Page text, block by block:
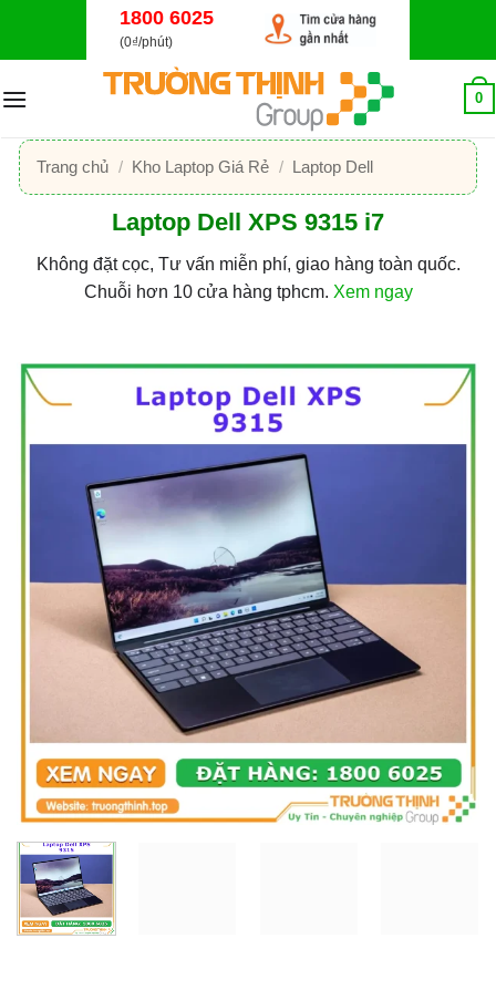
dung
1800 6025
(0₫/phút)
0
Trang chủ / Kho Laptop Giá Rẻ / Laptop Dell
Laptop Dell XPS 9315 i7
Không đặt cọc, Tư vấn miễn phí, giao hàng toàn quốc.
Chuỗi hơn 10 cửa hàng tphcm. Xem ngay